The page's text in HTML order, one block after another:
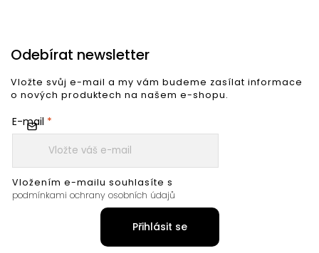
Odebírat newsletter
Vložte svůj e-mail a my vám budeme zasílat informace
o nových produktech na našem e-shopu.
E-mail
Vložením e-mailu souhlasíte s
podmínkami ochrany osobních údajů
Přihlásit se